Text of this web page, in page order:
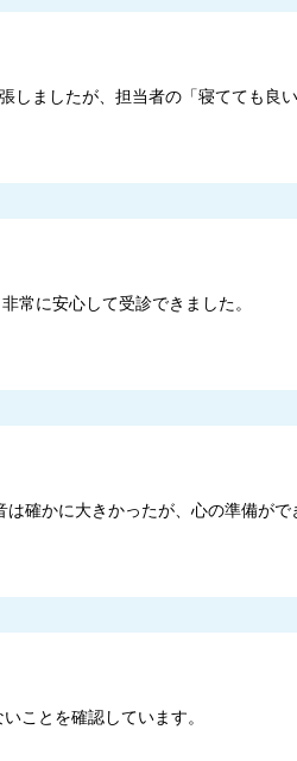
しましたが、担当者の「寝てても良
常に安心して受診できました。
確かに大きかったが、心の準備がで
ことを確認しています。